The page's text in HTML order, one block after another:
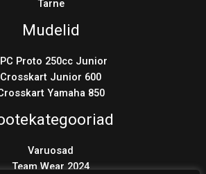
Tarne
Mudelid
Proto 250cc Junior
Crosskart Junior 600
Yamaha 850
Varuosad
Team Wear 2024